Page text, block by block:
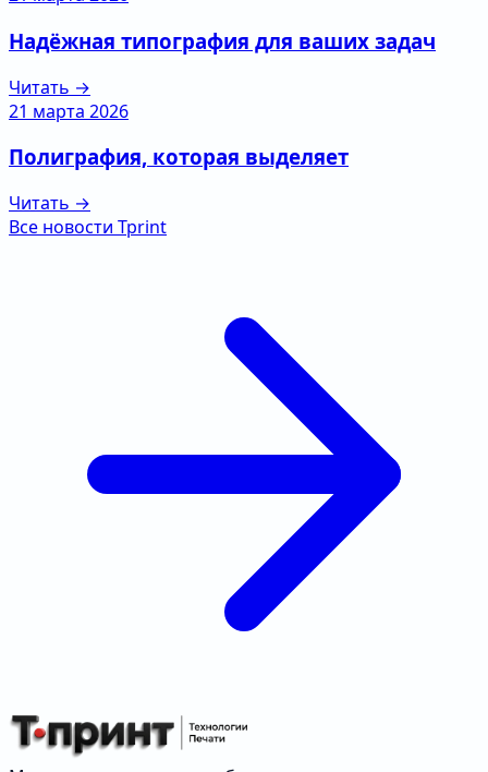
Надёжная типография для ваших задач
Читать →
21 марта 2026
Полиграфия, которая выделяет
Читать →
Все новости Tprint